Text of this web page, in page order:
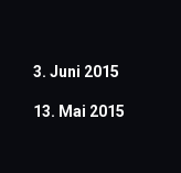
3. Juni 2015
13. Mai 2015